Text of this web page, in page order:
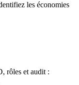
les économies
rôles et audit :